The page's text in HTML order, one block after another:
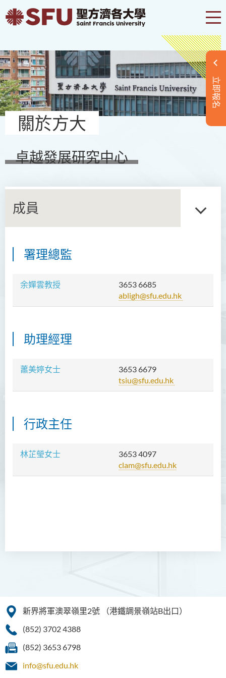
立即報名
關於方大
卓越發展研究中心
成員
署理總監
余嬋雲教授
3653 6685
abligh@sfu.edu.hk
助理經理
蕭美婷女士
3653 6679
tsiu@sfu.edu.hk
行政主任
林芷瑩女士
3653 4097
clam@sfu.edu.hk
獲資助的項目
新界將軍澳翠嶺里2號
（港鐵調景嶺站B出口）
(852) 3702 4388
(852) 3653 6798
info@sfu.edu.hk